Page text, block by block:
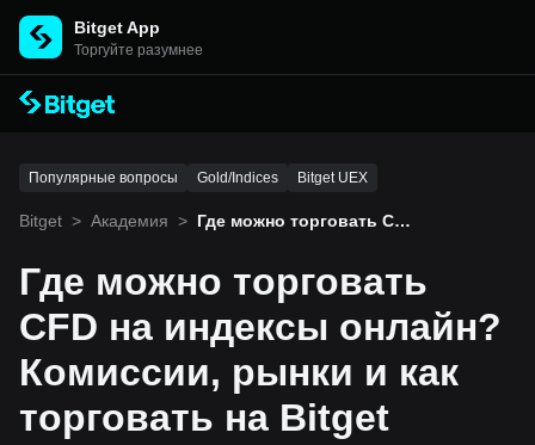
Bitget App
Торгуйте разумнее
Популярные вопросы Gold/Indices Bitget UEX
Bitget > Академия > Где можно торговать CF
рговать на Bitget (руков
одство 2026 года)
Где можно торговать
CFD на индексы онлайн?
Комиссии, рынки и как
торговать на Bitget